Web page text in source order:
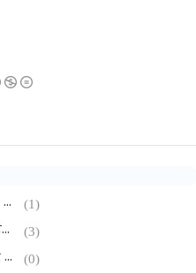
넷플릭스 요금제 2025 총정리 가격 비교표와 가입자별 추천 플랜 (1)
넷플릭스 PC 바로가기 만들기 바탕화면 아이콘 설치 꿀팁 총정리 (3)
자동차보험 다이렉트 가입, 정말 싼 이유와 주의사항 총정리 (2025년 최신) (0)